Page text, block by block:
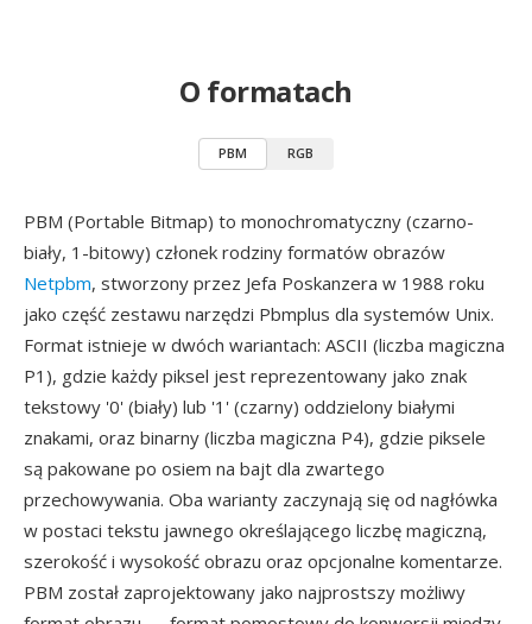
O formatach
PBM RGB
PBM (Portable Bitmap) to monochromatyczny (czarno-
biały, 1-bitowy) członek rodziny formatów obrazów
Netpbm, stworzony przez Jefa Poskanzera w 1988 roku
jako część zestawu narzędzi Pbmplus dla systemów Unix.
Format istnieje w dwóch wariantach: ASCII (liczba magiczna
P1), gdzie każdy piksel jest reprezentowany jako znak
tekstowy '0' (biały) lub '1' (czarny) oddzielony białymi
znakami, oraz binarny (liczba magiczna P4), gdzie piksele
są pakowane po osiem na bajt dla zwartego
przechowywania. Oba warianty zaczynają się od nagłówka
w postaci tekstu jawnego określającego liczbę magiczną,
szerokość i wysokość obrazu oraz opcjonalne komentarze.
PBM został zaprojektowany jako najprostszy możliwy